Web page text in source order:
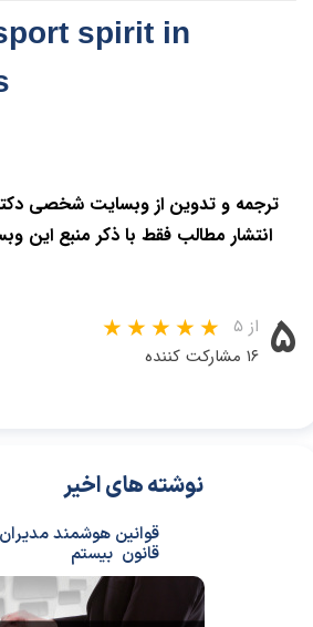
spirit in
ترجمه و تدوین از وبسایت شخصی
انتشار مطالب فقط با ذکر منبع این
۵ از ۵
۱۶ مشارکت کننده
قوانین هوشمند مدیران
قانون بیستم
نوشته های اخیر